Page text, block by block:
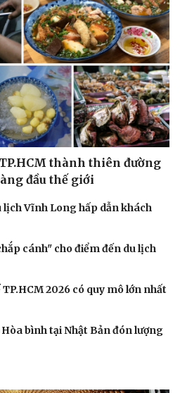
thành thiên đường
đầu thế giới
Vĩnh Long hấp dẫn khách
cánh" cho điểm đến du lịch
2026 có quy mô lớn nhất
bình tại Nhật Bản đón lượng